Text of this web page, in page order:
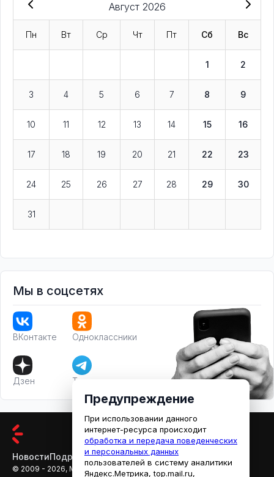
Август 2026
Пн Вт Ср Чт Пт Сб Вс
1 2
3 4 5 6 7 8 9
10 11 12 13 14 15 16
17 18 19 20 21 22 23
24 25 26 27 28 29 30
31
Мы в соцсетях
ВКонтакте Одноклассники
Дзен Телеграм
НовостиПодробностиАфишаКино
© 2009 - 2026, МЕДИАРЯЗАНЬ
Предупреждение
При использовании данного
интернет-ресурса происходит
обработка и передача поведенческих
и персональных данных
пользователей в систему аналитики
Яндекс.Метрика, top.mail.ru,